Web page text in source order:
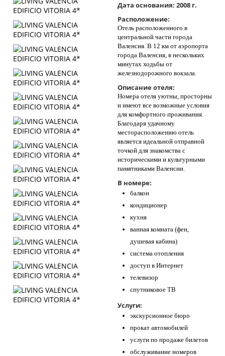
Дата основания: 2008 г.
Расположение:
Отель расположенного в
центральной части города
Валенсия. В 12 км от аэропорта
города Валенсия, в нескольких
минутах ходьбы от
железнодорожного вокзала.
Описание отеля:
Номера отеля уютны, просторны
и имеют все возможные условия
для комфортного проживания.
Благодаря удачному
месторасположению отель
является идеальной отправной
точкой для знакомства с
историческими и культурными
памятниками Валенсии.
В номере:
балкон
кондиционер
кухня
ванная комната (фен,
душевая кабина)
система отопления
доступ в Интернет
телевизор
спутниковое ТВ
Услуги:
экскурсионное бюро
прокат автомобилей
услуги по продаже билетов
обслуживание номеров